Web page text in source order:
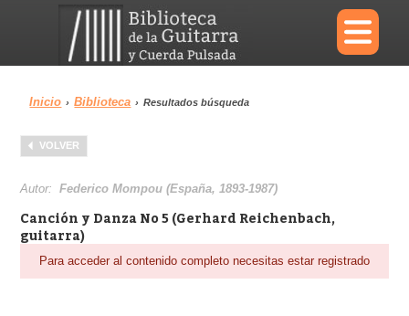
×
Menu
Biblioteca Diccionario
Área personal Reproductor
Inicio › Biblioteca › Resultados búsqueda
VOLVER
Autor:Federico Mompou (España, 1893-1987)
Canción y Danza No 5 (Gerhard Reichenbach,
guitarra)
Para acceder al contenido completo necesitas estar registrado